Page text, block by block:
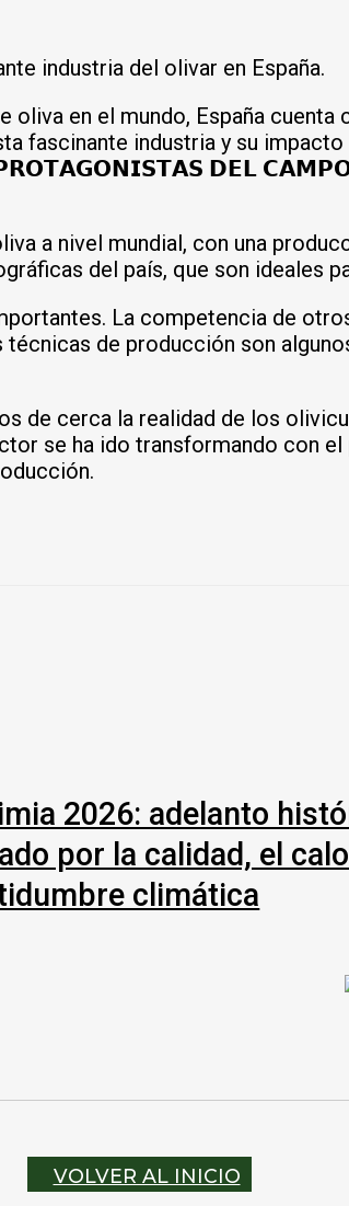
industria del olivar en España.
en el mundo, España
fascinante industria y su
𝗣𝗥𝗢𝗧𝗔𝗚𝗢𝗡𝗜𝗦𝗧𝗔𝗦 𝗗𝗘𝗟 𝗖𝗔𝗠𝗣𝗢
a nivel mundial, con una
del país, que son ideales
La competencia de
de producción son
de cerca la realidad de los
se ha ido transformando con
2026: adelanto
por la calidad, el
climática
VOLVER AL INICIO